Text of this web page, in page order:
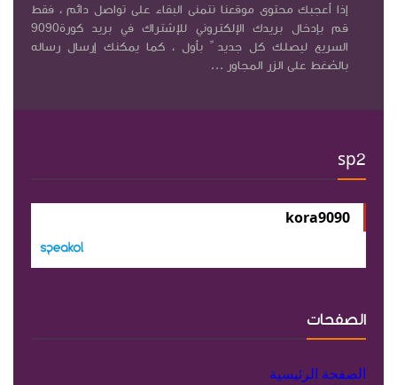
إذا أعجبك محتوى موقعنا نتمنى البقاء على تواصل دائم ، فقط
قم بإدخال بريدك الإلكتروني للإشتراك في بريد كورة9090
السريع ليصلك كل جديد ً بأول ، كما يمكنك إرسال رساله
بالضغط على الزر المجاور ...
sp2
kora9090
الصفحات
الصفحة الرئيسية